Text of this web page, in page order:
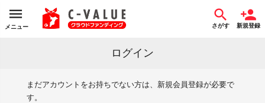
メニュー さがす 新規登録
ログイン
まだアカウントをお持ちでない方は、新規会員登録が必要で
す。